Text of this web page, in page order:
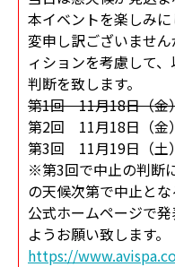
本イベントを楽しみ
変申し訳ございませ
ィションを考慮して
判断を致します。
第1回 11月18日（金
第2回 11月18日（金
第3回 11月19日（土
※第3回で中止の判断
の天候次第で中止とな
公式ホームページで
ようお願い致します。
https://